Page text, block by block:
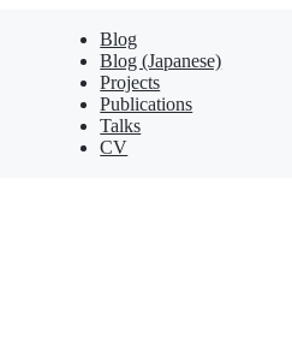
Blog
Blog (Japanese)
Projects
Publications
Talks
CV